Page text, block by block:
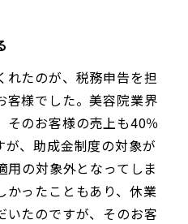
れたのが、税務申告を担
客様でした。美容院業界
そのお客様の売上も40％
、助成金制度の対象が
の対象外となってしま
かったこともあり、休業
いたのですが、そのお客